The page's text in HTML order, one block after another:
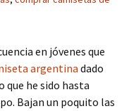
en jóvenes que
argentinadado
que he sido hasta
Bajan un poquito las